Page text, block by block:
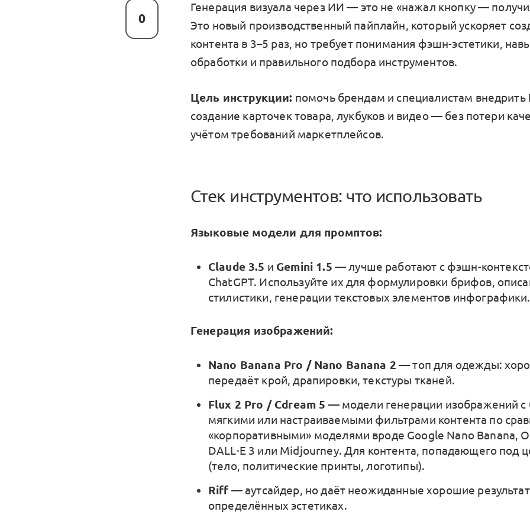
0
Генерация визуала через ИИ — это не «нажал кнопку —
Это новый производственный пайплайн, который ускоряет
контента в 3–5 раз, но требует понимания фэшн-эстетики,
обработки и правильного подбора инструментов.
Цель инструкции: помочь брендам и специалистам внедрить
создание карточек товара, лукбуков и видео — без потери
учётом требований маркетплейсов.
Стек инструментов: что использовать
Языковые модели для промптов:
Claude 3.5 и Gemini 1.5 — лучше работают с фэшн-
ChatGPT. Используйте их для формулировки брифов,
стилистики, генерации текстовых элементов инфографики.
Генерация изображений:
Nano Banana Pro / Nano Banana 2 — топ для одежды:
передаёт крой, драпировки, текстуры тканей.
Flux 2 Pro / Cdream 5 — модели генерации изображений с
мягкими или настраиваемыми фильтрами контента по
«корпоративными» моделями вроде Google Nano Banana,
DALL·E 3 или Midjourney. Для контента, попадающего под
(тело, политические принты, логотипы).
Riff — аутсайдер, но даёт неожиданные хорошие
определённых эстетиках.